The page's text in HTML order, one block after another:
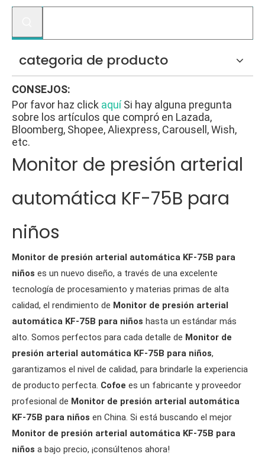
categoria de producto
CONSEJOS:
Por favor haz click aquí Si hay alguna pregunta
sobre los artículos que compró en Lazada,
Bloomberg, Shopee, Aliexpress, Carousell, Wish,
etc.
Monitor de presión arterial
automática KF-75B para
niños
Monitor de presión arterial automática KF-75B para
niños es un nuevo diseño, a través de una excelente
tecnología de procesamiento y materias primas de alta
calidad, el rendimiento de Monitor de presión arterial
automática KF-75B para niños hasta un estándar más
alto. Somos perfectos para cada detalle de Monitor de
presión arterial automática KF-75B para niños,
garantizamos el nivel de calidad, para brindarle la experiencia
de producto perfecta. Cofoe es un fabricante y proveedor
profesional de Monitor de presión arterial automática
KF-75B para niños en China. Si está buscando el mejor
Monitor de presión arterial automática KF-75B para
niños a bajo precio, ¡consúltenos ahora!